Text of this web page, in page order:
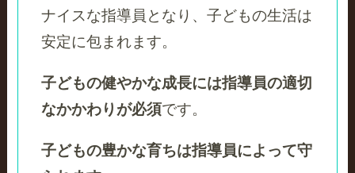
ナイスな指導員となり、子どもの生活は
安定に包まれます。
子どもの健やかな成長には指導員の適切
なかかわりが必須です。
子どもの豊かな育ちは指導員によって守